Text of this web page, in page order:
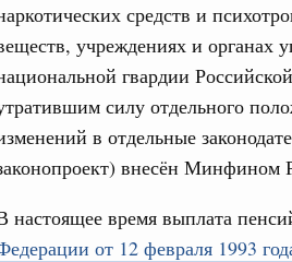
средств и
учреждениях и органах
гвардии
силу отдельного
в отдельные
внесён Минфином
настоящее время выплата
от 12 февраля 1993
30 мая, суббота
на заседании
23 мая, суббота
на заседании